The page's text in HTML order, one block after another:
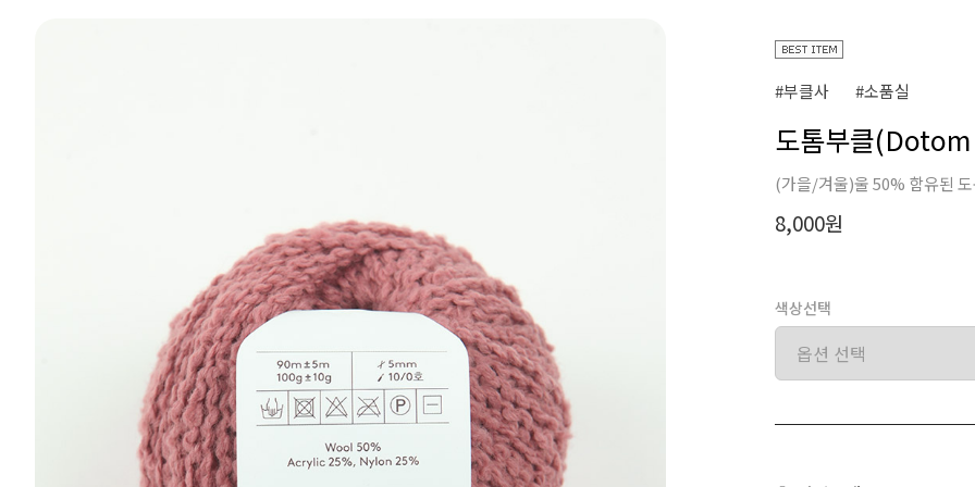
#부클사 #소품실
도톰부클
(가을/겨울)울 50% 함유된
8,000원
색상선택